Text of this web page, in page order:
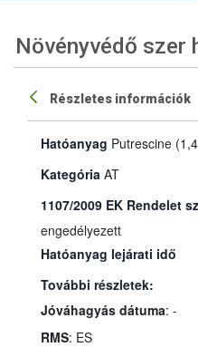
Növényvédő szer
Részletes információk
Hatóanyag Putrescine
Kategória AT
1107/2009 EK Rendelet
engedélyezett
Hatóanyag lejárati idő
További részletek:
Jóváhagyás dátuma: -
RMS: ES